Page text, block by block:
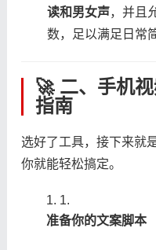
读和男女声​，并且
数，足以满足日常
🚀 二、手机
指南
选好了工具，接下来就
你就能轻松搞定。
1.
​准备你的文案脚本​